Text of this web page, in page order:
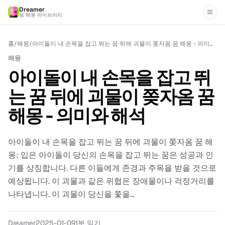
Dreamer
꿈 해몽 라이브러리
홈/해몽/ 아이돌이 내 손목을 잡고 뛰는 꿈 뒤에 괴물이 쫒자옴 꿈 해몽 - 의미와 해석
해몽
아이돌이 내 손목을 잡고 뛰
는 꿈 뒤에 괴물이 쫒자옴 꿈
해몽 - 의미와 해석
아이돌이 내 손목을 잡고 뛰는 꿈 뒤에 괴물이 쫒자옴 꿈 해
몽: 입은 아이돌이 당신의 손목을 잡고 뛰는 꿈은 성공과 인
기를 상징합니다. 다른 이들에게 존경과 주목을 받을 것으로
예상됩니다. 이 괴물과 같은 위협은 장애물이나 걱정거리를
나타냅니다. 이 괴물이 당신을 쫓을...
Dreamer2025-01-091분 읽기